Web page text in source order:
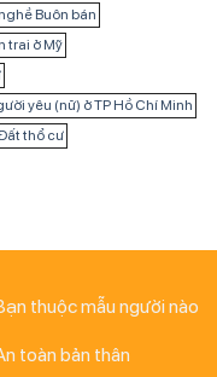
Buôn bán
trai ở Mỹ
yêu (nữ) ở TP Hồ Chí Minh
thổ cư
thuộc mẫu người nào
toàn bản thân